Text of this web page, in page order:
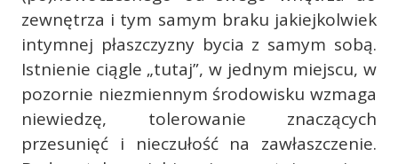
zewnętrza i tym samym braku jakiejkolwiek
intymnej płaszczyzny bycia z samym sobą.
Istnienie ciągle „tutaj”, w jednym miejscu, w
pozornie niezmiennym środowisku wzmaga
niewiedzę, tolerowanie znaczących
przesunięć i nieczułość na zawłaszczenie.